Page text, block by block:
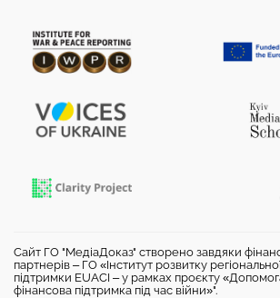
Сайт ГО "МедіаДоказ" створено завдяки
партнерів – ГО «Інститут розвитку
підтримки EUACI – у рамках проєкту
фінансова підтримка під час війни»".